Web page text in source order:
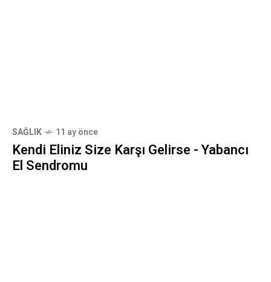
SAĞLIK 11 ay önce
Kendi Eliniz Size Karşı Gelirse - Yabancı
El Sendromu